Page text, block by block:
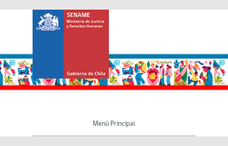
Menú Principal